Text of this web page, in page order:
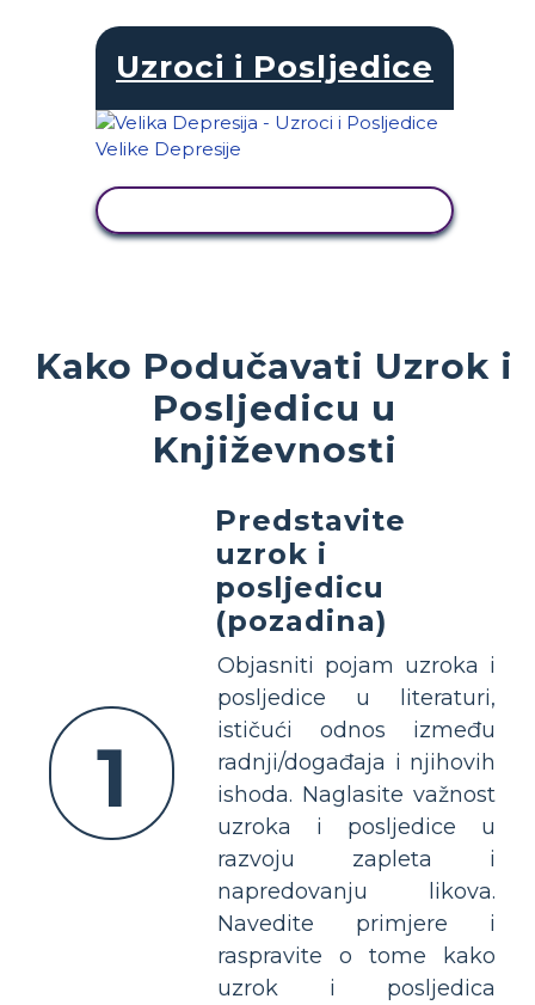
Uzroci i Posljedice
Kako Podučavati Uzrok i
Posljedicu u
Književnosti
1
Predstavite
uzrok i
posljedicu
(pozadina)
Objasniti pojam uzroka i
posljedice u literaturi,
ističući odnos između
radnji/događaja i njihovih
ishoda. Naglasite važnost
uzroka i posljedice u
razvoju zapleta i
napredovanju likova.
Navedite primjere i
raspravite o tome kako
uzrok i posljedica